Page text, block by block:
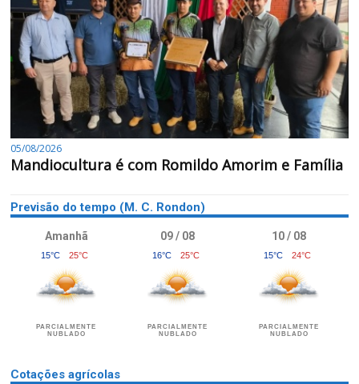
05/08/2026
Mandiocultura é com Romildo Amorim e Família
Previsão do tempo (M. C. Rondon)
Amanhã
15°C 25°C
PARCIALMENTE
NUBLADO
09 / 08
16°C 25°C
PARCIALMENTE
NUBLADO
10 / 08
15°C 24°C
PARCIALMENTE
NUBLADO
Cotações agrícolas